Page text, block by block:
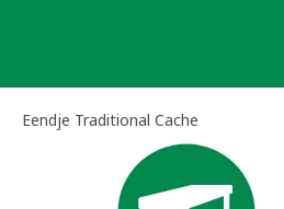
Eendje Traditional Cache